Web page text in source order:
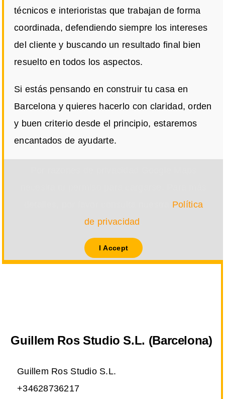
técnicos e interioristas que trabajan de forma
coordinada, defendiendo siempre los intereses
del cliente y buscando un resultado final bien
resuelto en todos los aspectos.
Si estás pensando en construir tu casa en
Barcelona y quieres hacerlo con claridad, orden
y buen criterio desde el principio, estaremos
encantados de ayudarte.
Política
de privacidad
I Accept
Guillem Ros Studio S.L. (Barcelona)
Guillem Ros Studio S.L.
+34628736217